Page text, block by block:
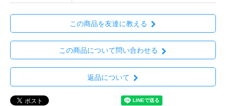
この商品を友達に教える
この商品について問い合わせる
返品について